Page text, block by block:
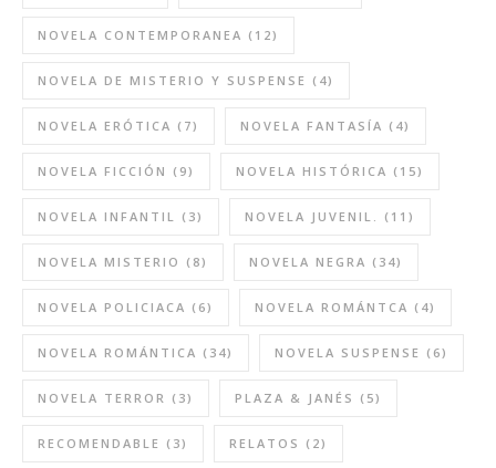
NOVELA CONTEMPORANEA (12)
NOVELA DE MISTERIO Y SUSPENSE (4)
NOVELA ERÓTICA (7) NOVELA FANTASÍA (4)
NOVELA FICCIÓN (9) NOVELA HISTÓRICA (15)
NOVELA INFANTIL (3) NOVELA JUVENIL. (11)
NOVELA MISTERIO (8) NOVELA NEGRA (34)
NOVELA POLICIACA (6) NOVELA ROMÁNTCA (4)
NOVELA ROMÁNTICA (34) NOVELA SUSPENSE (6)
NOVELA TERROR (3) PLAZA & JANÉS (5)
RECOMENDABLE (3) RELATOS (2)